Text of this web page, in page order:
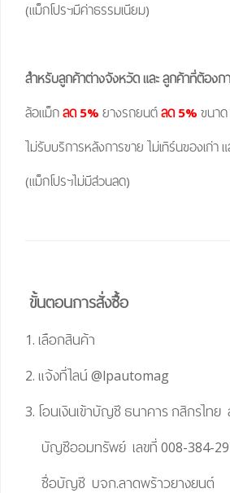
(แม็กโปรฯมีค่าธรรมเนียม)
สำหรับลูกค้าต่างจังหวัด และ ลูกค้าที่ต้องกา
ล้อแม็ก ลด 5% ยางรถยนต์ ลด 5% ขนา
ไม่รับบริการหลังการขาย ไม่เทิร์นของเก่า แ
(แม็กโปรฯไม่มีส่วนลด)
ขั้นตอนการสั่งซื้อ
1. เลือกสินค้า
2. แจ้งที่ไลน์ @lpautomag
3. โอนเงินเข้าบัญชี ธนาคาร กสิกรไท
บัญชีออมทรัพย์ เลขที่ 008-384-
ชื่อบัญชี บจก.ลาดพร้าวยางยนต์